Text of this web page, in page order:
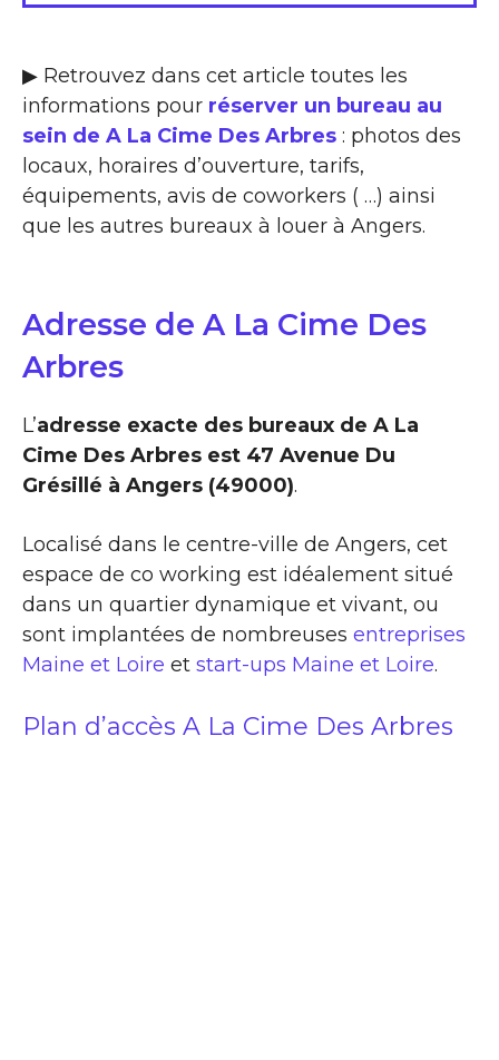
▶ Retrouvez dans cet article toutes les
informations pour réserver un bureau au
sein de A La Cime Des Arbres : photos des
locaux, horaires d’ouverture, tarifs,
équipements, avis de coworkers ( …) ainsi
que les autres bureaux à louer à Angers.
Adresse de A La Cime Des
Arbres
L’adresse exacte des bureaux de A La
Cime Des Arbres est 47 Avenue Du
Grésillé à Angers (49000).
Localisé dans le centre-ville de Angers, cet
espace de co working est idéalement situé
dans un quartier dynamique et vivant, ou
sont implantées de nombreuses entreprises
Maine et Loire et start-ups Maine et Loire.
Plan d’accès A La Cime Des Arbres